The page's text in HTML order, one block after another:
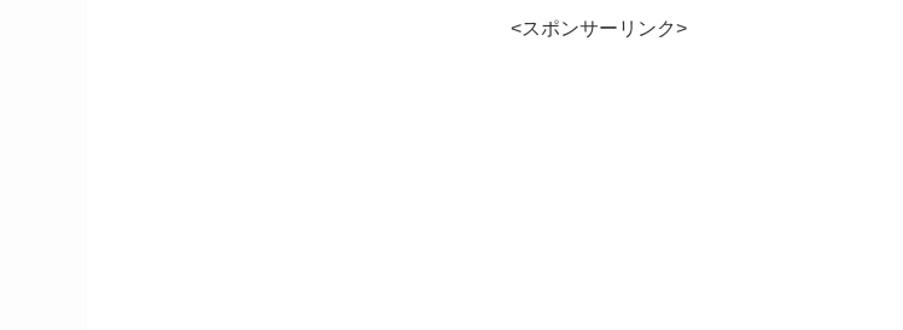
<スポンサーリンク>